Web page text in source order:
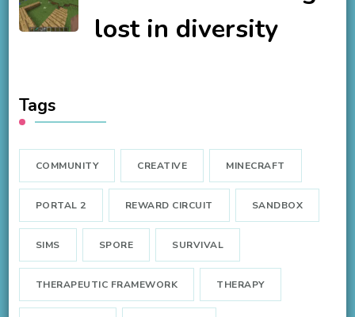
lost in diversity
Tags
COMMUNITY CREATIVE MINECRAFT
PORTAL 2 REWARD CIRCUIT SANDBOX
SIMS SPORE SURVIVAL
THERAPEUTIC FRAMEWORK THERAPY